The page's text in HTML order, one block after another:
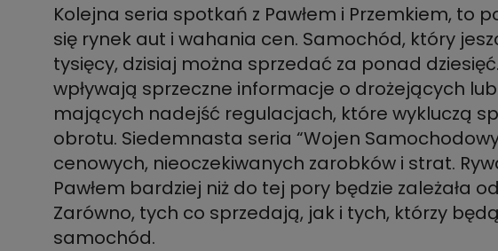
Kolejna seria spotkań z Pawłem i Przemkiem, to
się rynek aut i wahania cen. Samochód, który
tysięcy, dzisiaj można sprzedać za ponad
wpływają sprzeczne informacje o drożejących
mających nadejść regulacjach, które wykluczą
obrotu. Siedemnasta seria “Wojen
cenowych, nieoczekiwanych zarobków i strat.
Pawłem bardziej niż do tej pory będzie zależała
Zarówno, tych co sprzedają, jak i tych, którzy
samochód.